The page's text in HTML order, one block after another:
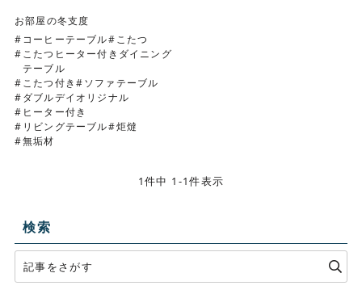
お部屋の冬支度
コーヒーテーブル
こたつ
こたつヒーター付きダイニング
テーブル
こたつ付き
ソファテーブル
ダブルデイオリジナル
ヒーター付き
リビングテーブル
炬燵
無垢材
1件中 1-1件表示
検索